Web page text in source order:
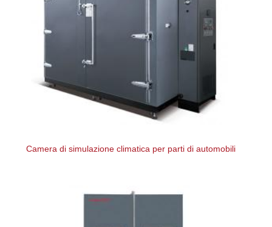
Camera di simulazione climatica per parti di automobili